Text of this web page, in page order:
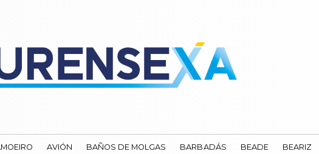
AVIÓN BAÑOS DE MOLGAS BARBADÁS BEADE BEARIZ